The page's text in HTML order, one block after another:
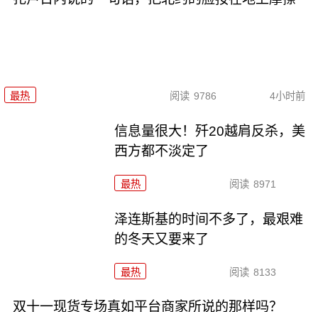
最热 阅读 9786 4小时前
信息量很大！歼20越肩反杀，美
西方都不淡定了
最热 阅读 8971
泽连斯基的时间不多了，最艰难
的冬天又要来了
最热 阅读 8133
双十一现货专场真如平台商家所说的那样吗？